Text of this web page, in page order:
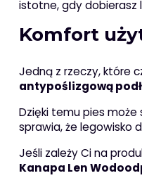
istotne, gdy dobierasz
Komfort
Jedną z rzeczy, które
antypoślizgową
Dzięki temu pies
sprawia, że legowisko
Jeśli zależy Ci na
Kanapa Len